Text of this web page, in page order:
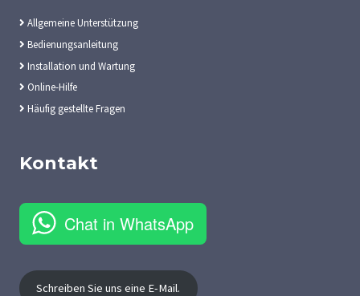
Allgemeine Unterstützung
Bedienungsanleitung
Installation und Wartung
Online-Hilfe
Häufig gestellte Fragen
Kontakt
Chat in WhatsApp
Schreiben Sie uns eine E-Mail.